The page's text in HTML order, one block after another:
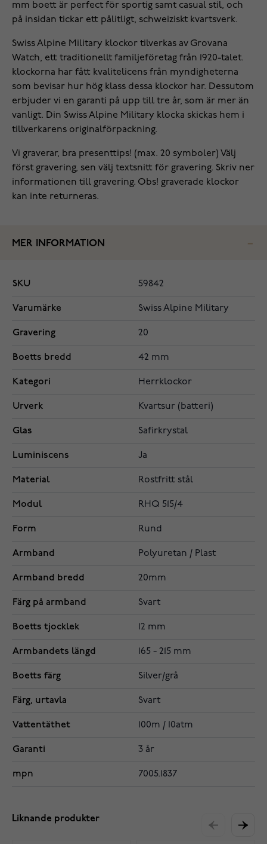
mm boett är perfect för sportig samt casual stil, och
på insidan tickar ett pålitligt, schweiziskt kvartsverk.
Swiss Alpine Military klockor tilverkas av Grovana
Watch, ett traditionellt familjeföretag från 1920-talet.
klockorna har fått kvalitelicens från myndigheterna
som bevisar hur hög klass dessa klockor har. Dessutom
erbjuder vi en garanti på upp till tre år, som är mer än
vanligt. Din Swiss Alpine Military klocka skickas hem i
tillverkarens originalförpackning.
Vi graverar, bra presenttips! (max. 20 symboler) Välj
först gravering, sen välj textsnitt för gravering. Skriv ner
informationen till gravering. Obs! graverade klockor
kan inte returneras.
MER INFORMATION
SKU 59842
Varumärke Swiss Alpine Military
Gravering 20
Boetts bredd 42 mm
Kategori Herrklockor
Urverk Kvartsur (batteri)
Glas Safirkrystal
Luminiscens Ja
Material Rostfritt stål
Modul RHQ 515/4
Form Rund
Armband Polyuretan / Plast
Armband bredd 20mm
Färg på armband Svart
Boetts tjocklek 12 mm
Armbandets längd 165 - 215 mm
Boetts färg Silver/grå
Färg, urtavla Svart
Vattentäthet 100m / 10atm
Garanti 3 år
mpn 7005.1837
Liknande produkter